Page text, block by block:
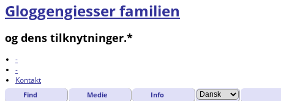
Gloggengiesser familien
og dens tilknytninger.*
-
-
Kontakt
Find Medie Info